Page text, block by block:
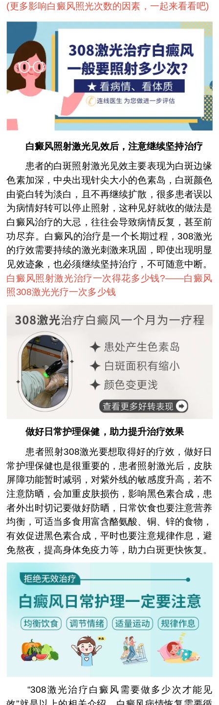
(更多影响白癜风照光次数的因素，一起来看看吧)
白癜风照射激光见效后，注意继续坚持治疗
患者的白斑照射激光见效主要表现为白斑边缘
色素加深，中央出现针尖大小的色素岛，白斑颜色
由瓷白转为淡白，且不再继续扩散，很多患者误以
为病情好转可以停止照射，这种见好就收的做法是
白癜风治疗的大忌，往往会导致病情反复，甚至前
功尽弃。白癜风的治疗是一个长期过程，308激光
的疗效需要持续的激光刺激来巩固，即使出现明显
见效迹象，也必须继续坚持治疗，不可随意中断。
白癜风照射激光治疗一次得花多少钱?——白癜风
照308激光光疗一次多少钱
做好日常护理保健，助力提升治疗效果
患者照射308激光要想取得好的疗效，做好日
常护理保健也是很重要的，患者照射激光后，皮肤
屏障功能暂时减弱，对紫外线的敏感度升高，若不
注意防晒，会加重皮肤损伤，影响黑色素合成，患
者外出时切记要做好防晒，日常饮食也要注意营养
均衡，可适当多食用富含酪氨酸、铜、锌的食物，
有效促进黑色素合成，平时也要注意规律作息，避
免熬夜，提高身体免疫力等，助力白斑更快恢复。
“308激光治疗白癜风需要做多少次才能见